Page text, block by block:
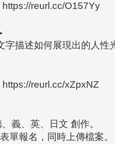
https://reurl.cc/O157Yy
字描述如何展現出的人性
https://reurl.cc/xZpxNZ
義、英、日文 創作。
單報名，同時上傳檔案。